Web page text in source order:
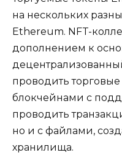
на нескольких
Ethereum. NFT-
дополнением к
проводить
блокчейнами с
проводить
но и с файлами,
хранилища.